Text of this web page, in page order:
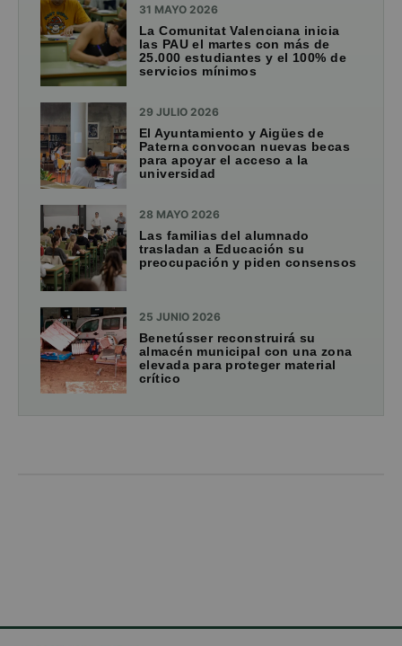
31 MAYO 2026
La Comunitat Valenciana inicia
las PAU el martes con más de
25.000 estudiantes y el 100% de
servicios mínimos
29 JULIO 2026
El Ayuntamiento y Aigües de
Paterna convocan nuevas becas
para apoyar el acceso a la
universidad
28 MAYO 2026
Las familias del alumnado
trasladan a Educación su
preocupación y piden consensos
25 JUNIO 2026
Benetússer reconstruirá su
almacén municipal con una zona
elevada para proteger material
crítico